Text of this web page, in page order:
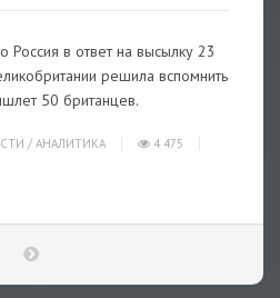
Россия в ответ на высылку 23
решила вспомнить
50 британцев.
/ АНАЛИТИКА
4 475